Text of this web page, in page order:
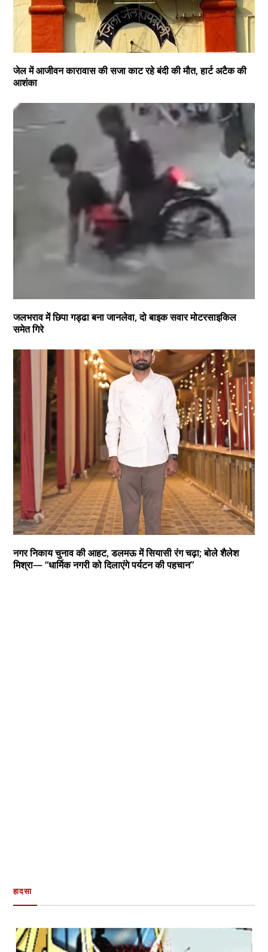
जेल में आजीवन कारावास की सजा काट रहे बंदी की मौत, हार्ट अटैक की
आशंका
जलभराव में छिपा गड्ढा बना जानलेवा, दो बाइक सवार मोटरसाइकिल
समेत गिरे
नगर निकाय चुनाव की आहट, डलमऊ में सियासी रंग चढ़ा; बोले शैलेश
मिश्रा— “धार्मिक नगरी को दिलाएंगे पर्यटन की पहचान”
हादसा